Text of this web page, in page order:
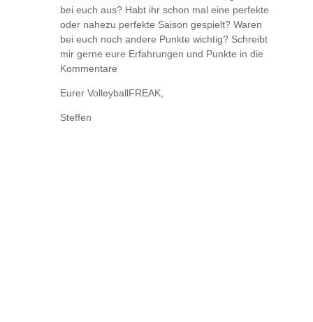
bei euch aus? Habt ihr schon mal eine perfekte
oder nahezu perfekte Saison gespielt? Waren
bei euch noch andere Punkte wichtig? Schreibt
mir gerne eure Erfahrungen und Punkte in die
Kommentare
Eurer VolleyballFREAK,
Steffen